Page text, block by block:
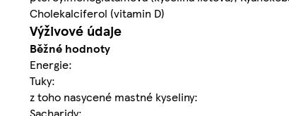
Cholekalciferol (vitamin D)
Výživové údaje
Běžné hodnoty
Energie:
Tuky:
z toho nasycené mastné kyseliny:
Sacharidy: